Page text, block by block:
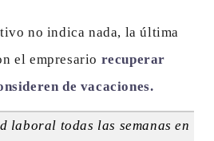
no indica nada, la última
el empresario recuperar
de vacaciones.
laboral todas las semanas en